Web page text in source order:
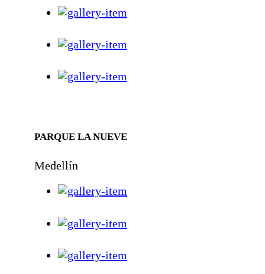
PARQUE LA NUEVE
Medellín